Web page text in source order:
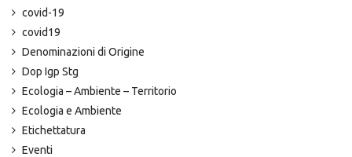
covid-19
covid19
Denominazioni di Origine
Dop Igp Stg
Ecologia – Ambiente – Territorio
Ecologia e Ambiente
Etichettatura
Eventi